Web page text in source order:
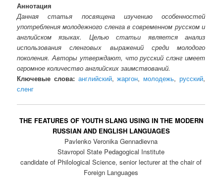
Аннотация
Данная статья посвящена изучению особенностей
употребления молодежного сленга в современном русском и
английском языках. Целью статьи является анализ
использования сленговых выражений среди молодого
поколения. Авторы утверждают, что русский слэнг имеет
огромное количество английских заимствований.
Ключевые слова: английский,жаргон, молодежь, русский,
сленг
THE FEATURES OF YOUTH SLANG USING IN THE MODERN
RUSSIAN AND ENGLISH LANGUAGES
Pavlenko Veronika Gennadievna
Stavropol State Pedagogical Institute
candidate of Philological Science, senior lecturer at the chair of
Foreign Languages